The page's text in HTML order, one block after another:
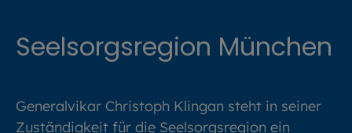
Seelsorgsregion München
Generalvikar Christoph Klingan steht in seiner
Zuständigkeit für die Seelsorgsregion ein